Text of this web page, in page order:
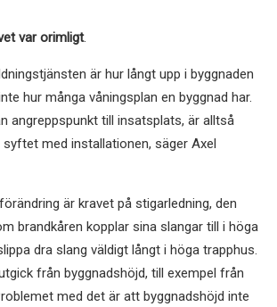
var orimligt.
är hur långt upp i byggnaden
hur många våningsplan en byggnad har.
angreppspunkt till insatsplats, är alltså
med installationen, säger Axel
är kravet på stigarledning, den
brandkåren kopplar sina slangar till i höga
dra slang väldigt långt i höga trapphus.
från byggnadshöjd, till exempel från
med det är att byggnadshöjd inte